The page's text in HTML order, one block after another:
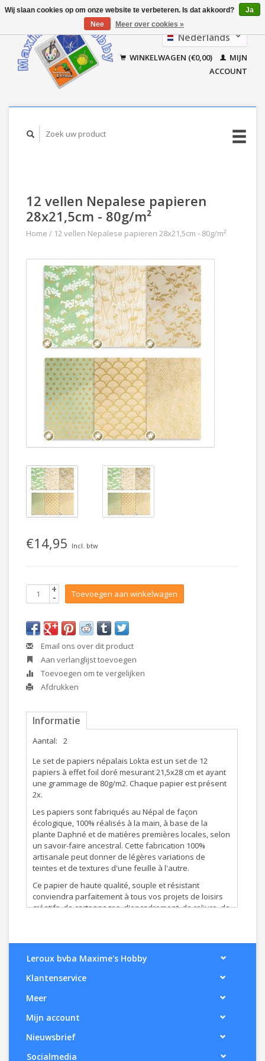
Nederlands
Français
WINKELWAGEN (€0,00)
MIJN
ACCOUNT
12 vellen Nepalese papieren
28x21,5cm - 80g/m²
Home / 12 vellen Nepalese papieren 28x21,5cm - 80g/m²
€14,95 Incl. btw
+
- Toevoegen aan winkelwagen
Email ons over dit product
Aan verlanglijst toevoegen
Toevoegen om te vergelijken
Afdrukken
Informatie
Aantal:
2
Le set de papiers népalais Lokta est un set de 12
papiers à effet foil doré mesurant 21,5x28 cm et ayant
une grammage de 80g/m2. Chaque papier est présent
2x.
Les papiers sont fabriqués au Népal de façon
écologique, 100% réalisés à la main, à base de la
plante Daphné et de matières premières locales, selon
un savoir-faire ancestral. Cette fabrication 100%
artisanale peut donner de légères variations de
teintes et de textures d'une feuille à l'autre.
Ce papier de haute qualité, souple et résistant
conviendra parfaitement à tous vos projets de loisirs
créatifs, de cartonnages, d'encadrement, de reliure, de
Leroux bvba Maxime's Hobby
Klantenservice
Meer
Mijn account
Nieuwsbrief
Socialmedia
Wij slaan cookies op om onze website te verbeteren. Is dat akkoord?
Ja
Nee
Meer over cookies »